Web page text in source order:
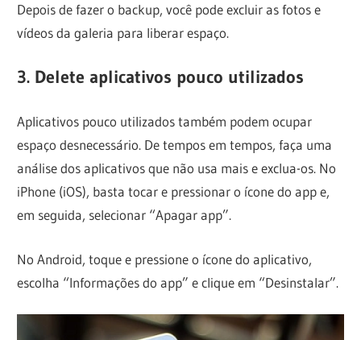
Depois de fazer o backup, você pode excluir as fotos e
vídeos da galeria para liberar espaço.
3. Delete aplicativos pouco utilizados
Aplicativos pouco utilizados também podem ocupar
espaço desnecessário. De tempos em tempos, faça uma
análise dos aplicativos que não usa mais e exclua-os. No
iPhone (iOS), basta tocar e pressionar o ícone do app e,
em seguida, selecionar “Apagar app”.
No Android, toque e pressione o ícone do aplicativo,
escolha “Informações do app” e clique em “Desinstalar”.